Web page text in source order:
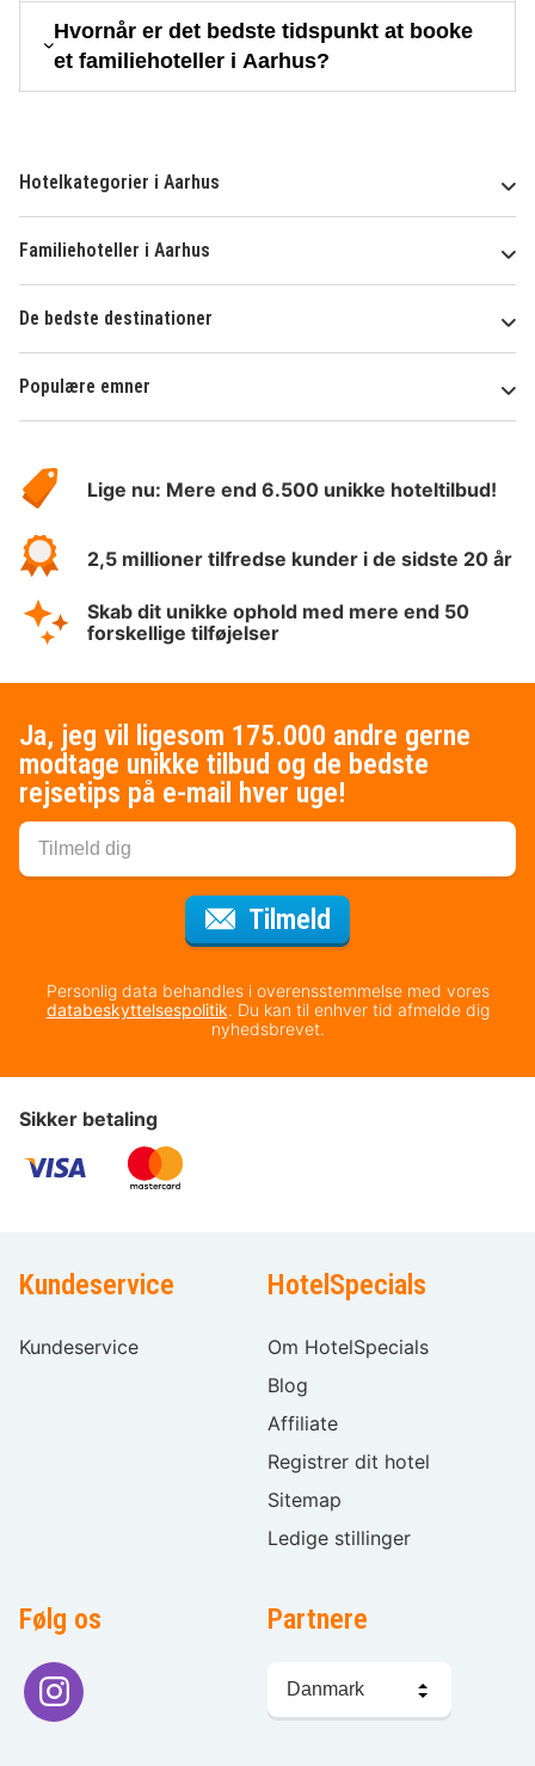
Hvornår er det bedste tidspunkt at booke
et familiehoteller i Aarhus?
Hotelkategorier i Aarhus
Familiehoteller i Aarhus
De bedste destinationer
Populære emner
HotelSpecials
Lige nu: Mere end 6.500 unikke hoteltilbud!
2,5 millioner tilfredse kunder i de sidste 20 år
Skab dit unikke ophold med mere end 50
forskellige tilføjelser
Ja, jeg vil ligesom 175.000 andre gerne
modtage unikke tilbud og de bedste
rejsetips på e-mail hver uge!
Tilmeld
Personlig data behandles i overensstemmelse med vores
databeskyttelsespolitik. Du kan til enhver tid afmelde dig
nyhedsbrevet.
Sikker betaling
Kundeservice
Kundeservice
HotelSpecials
Om HotelSpecials
Blog
Affiliate
Registrer dit hotel
Sitemap
Ledige stillinger
Følg os Partnere